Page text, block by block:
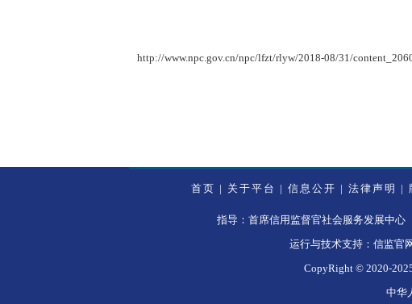
http://www.npc.gov.cn/npc/lfzt/rlyw/2018-08/31/
首页 | 关于平台 | 信息公开 | 法律声明 |
指导：首席信用监督官社会服务发展中
运行与技术支持：信监官
CopyRight © 2020-
中华